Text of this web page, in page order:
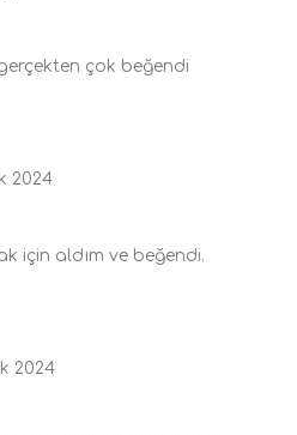
çok beğendi
2024
için aldım ve beğendi.
2024